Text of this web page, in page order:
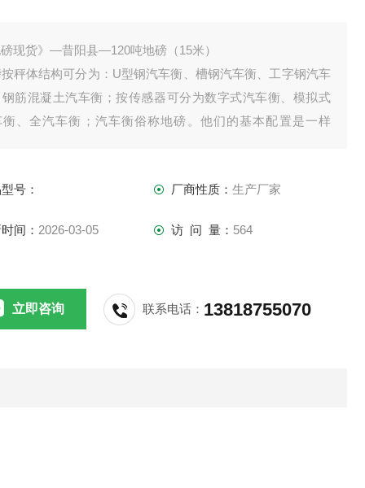
磅现货》—昔阳县—120吨地磅（15米）
秤体结构可分为：U型钢汽车衡、槽钢汽车衡、工字钢汽车
筋混凝土汽车衡；按传感器可分为数字式汽车衡、模拟式
衡、全汽车衡；汽车衡俗称地磅。他们的基本配置是一样
号：
厂商性质： 生产厂家
间： 2026-03-05 访 问 量： 564
立即咨询 联系电话： 13818755070